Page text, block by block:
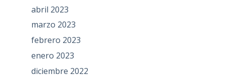
abril 2023
marzo 2023
febrero 2023
enero 2023
diciembre 2022